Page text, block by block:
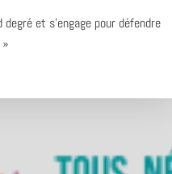
et s’engage pour défendre